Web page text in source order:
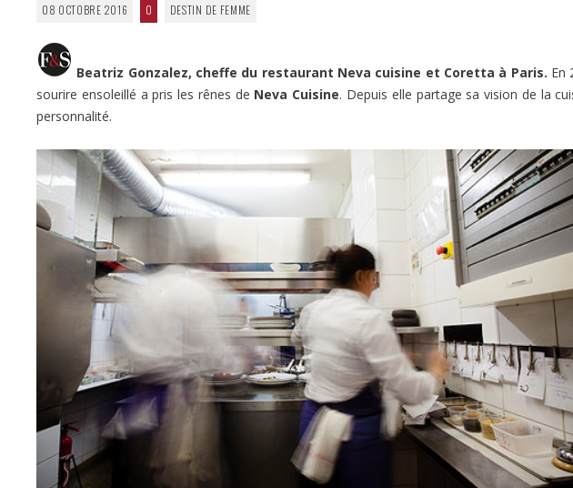
08 OCTOBRE 2016 0 DESTIN DE FEMME
Beatriz Gonzalez, cheffe du restaurant Neva cuisine et Coretta à Paris. En
sourire ensoleillé a pris les rênes de Neva Cuisine. Depuis elle partage sa vision de la
personnalité.